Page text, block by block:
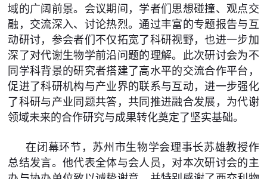
域的广阔前景。会议期间，学者们思想碰撞、观点交
融，交流深入、讨论热烈。通过丰富的专题报告与互
动研讨，参会者们不仅拓宽了科研视野，也进一步加
深了对代谢生物学前沿问题的理解。此次研讨会为不
同学科背景的研究者搭建了高水平的交流合作平台，
促进了科研机构与产业界的联系与互动，进一步强化
了科研与产业同题共答，共同推进融合发展，为代谢
领域未来的合作研究与成果转化奠定了坚实基础。
在闭幕环节，苏州市生物学会理事长苏雄教授作
总结发言。他代表全体与会人员，对本次研讨会的主